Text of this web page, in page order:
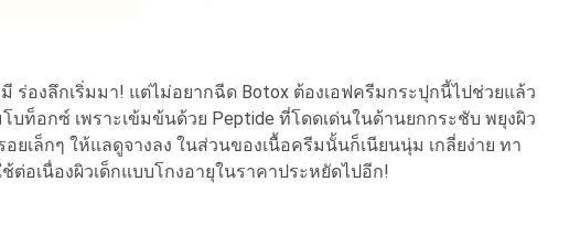
ร่องลึกเริ่มมา! แต่ไม่อยากฉีด Botox ต้องเอฟครีมกระปุกนี้ไปช่วยแล้ว
บท็อกซ์ เพราะเข้มข้นด้วย Peptide ที่โดดเด่นในด้านยกกระชับ พยุงผิว
เล็กๆ ให้แลดูจางลง ในส่วนของเนื้อครีมนั้นก็เนียนนุ่ม เกลี่ยง่าย ทา
อเนื่องผิวเด็กแบบโกงอายุในราคาประหยัดไปอีก!